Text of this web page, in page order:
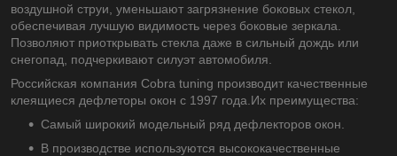
воздушной струи, уменьшают загрязнение боковых стекол,
обеспечивая лучшую видимость через боковые зеркала.
Позволяют приоткрывать стекла даже в сильный дождь или
снегопад, подчеркивают силуэт автомобиля.
Российская компания Cobra tuning производит качественные
клеящиеся дефлеторы окон с 1997 года.Их преимущества:
Самый широкий модельный ряд дефлекторов окон.
В производстве используются высококачественные